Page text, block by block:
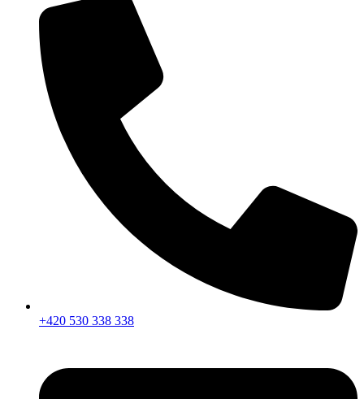
+420 530 338 338